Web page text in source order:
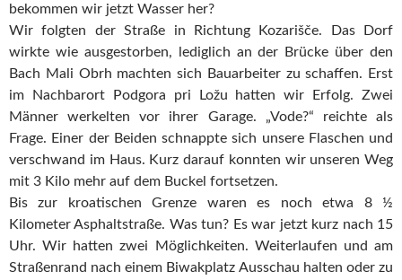
bekommen wir jetzt Wasser her?
Wir folgten der Straße in Richtung Kozarišče. Das Dorf
wirkte wie ausgestorben, lediglich an der Brücke über den
Bach Mali Obrh machten sich Bauarbeiter zu schaffen. Erst
im Nachbarort Podgora pri Ložu hatten wir Erfolg. Zwei
Männer werkelten vor ihrer Garage. „Vode?“ reichte als
Frage. Einer der Beiden schnappte sich unsere Flaschen und
verschwand im Haus. Kurz darauf konnten wir unseren Weg
mit 3 Kilo mehr auf dem Buckel fortsetzen.
Bis zur kroatischen Grenze waren es noch etwa 8 ½
Kilometer Asphaltstraße. Was tun? Es war jetzt kurz nach 15
Uhr. Wir hatten zwei Möglichkeiten. Weiterlaufen und am
Straßenrand nach einem Biwakplatz Ausschau halten oder zu